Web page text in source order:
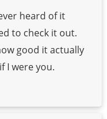
heard of it
to check it out.
good it actually
I were you.